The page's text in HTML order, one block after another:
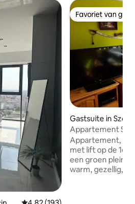
Favoriet van
Favoriet van
Gastsuite in
Appartement
goede prijs!
Appartement, 1
met lift op de 1e
een groen plein.
warm, gezellig,